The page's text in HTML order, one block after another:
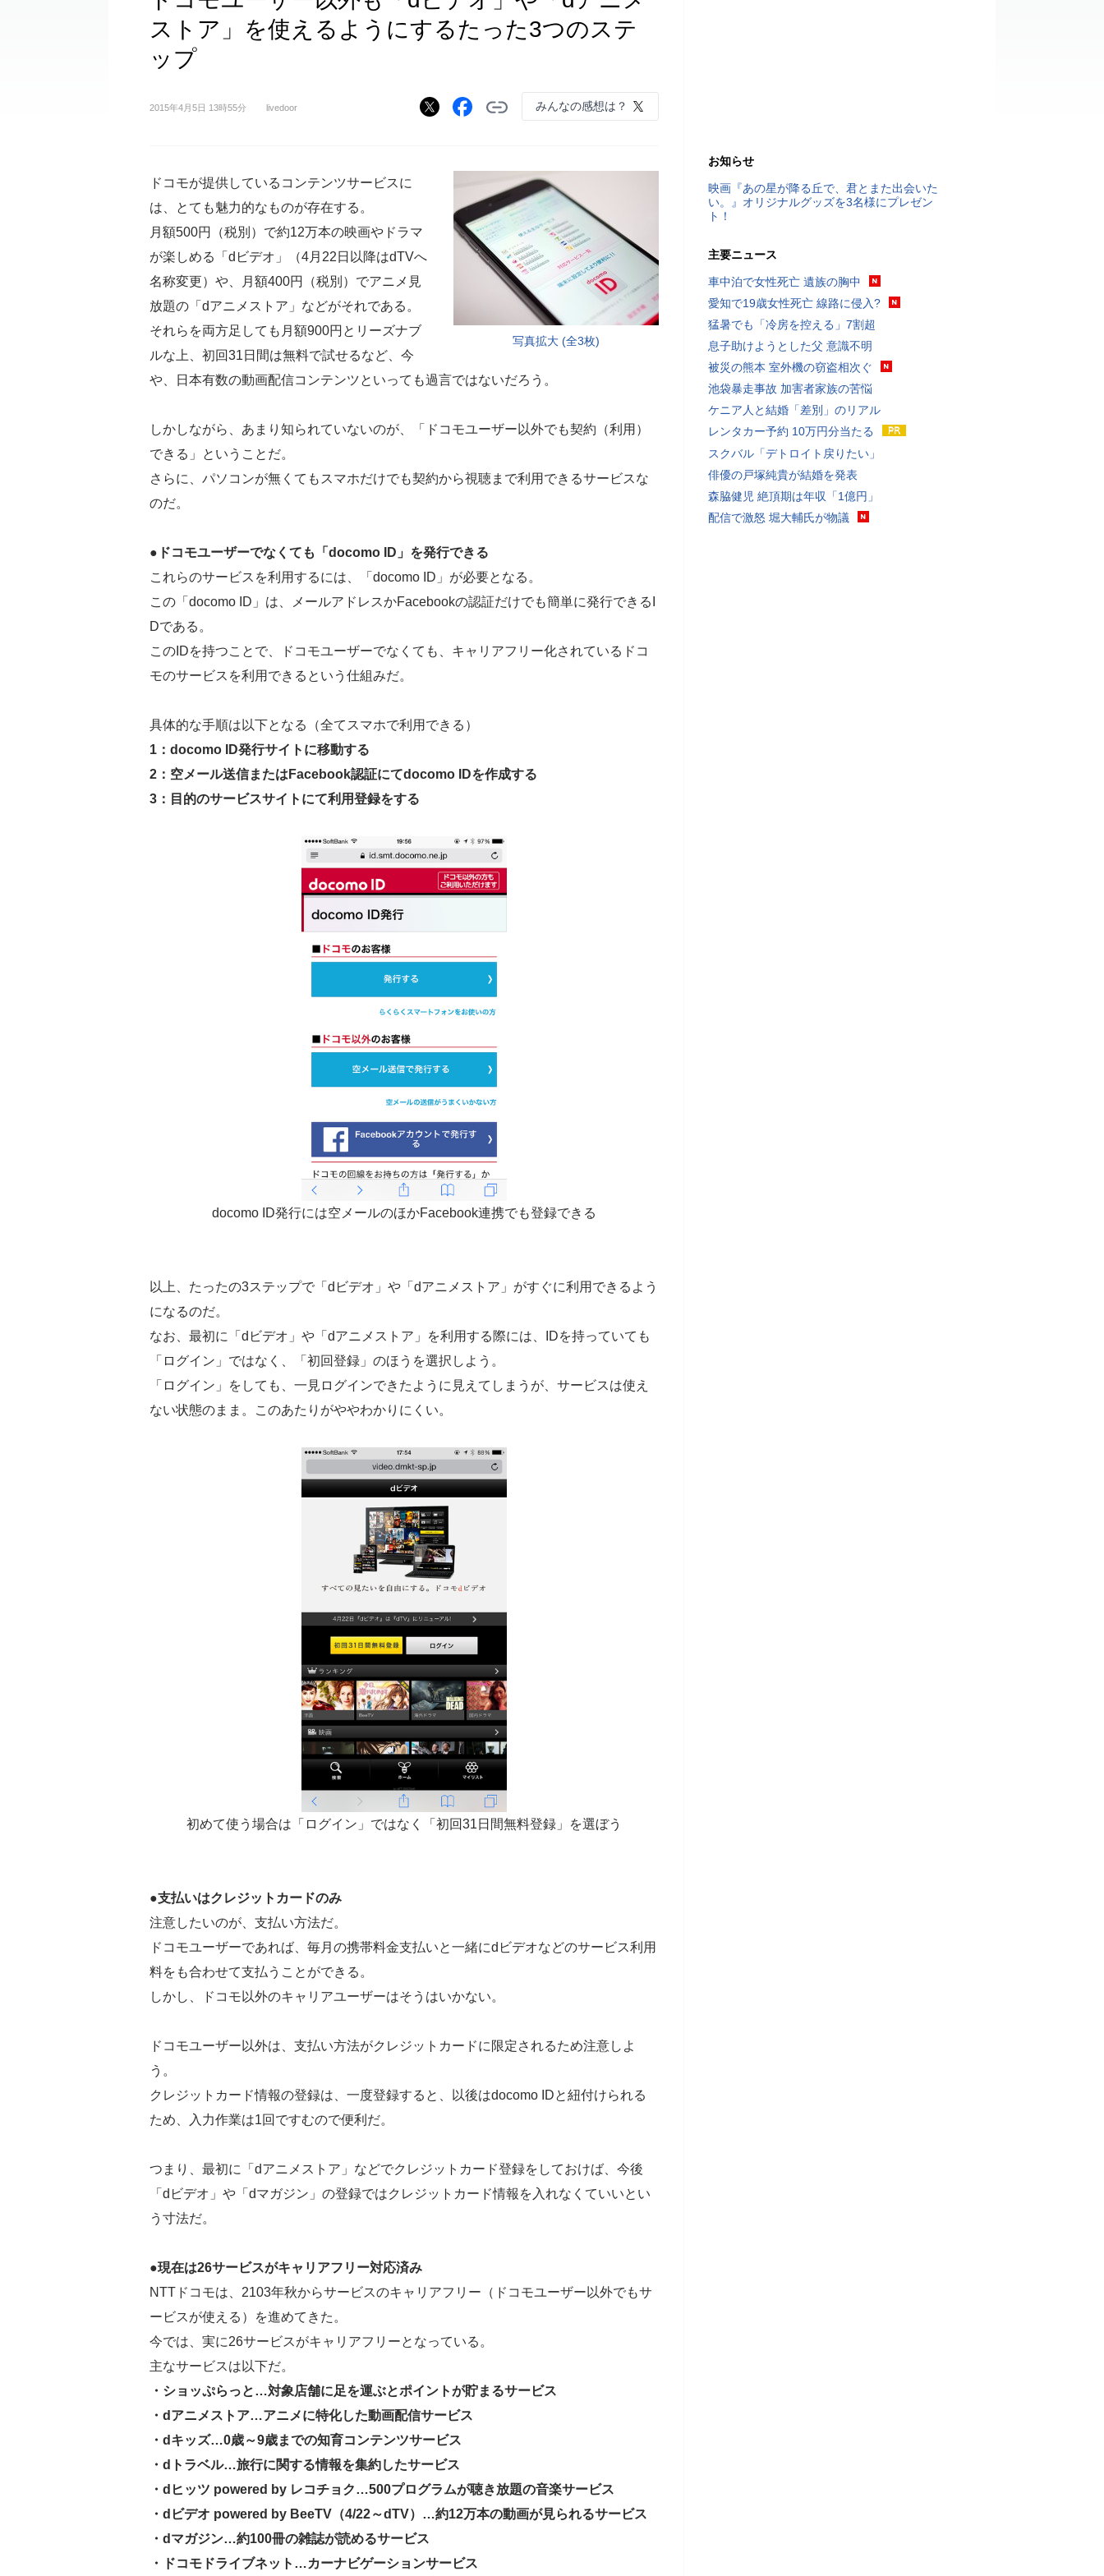
ストア」を使えるようにするたった3つのステ
ップ
2015年4月5日 13時55分 livedoor みんなの感想は？
写真拡大 (全3枚)
ドコモが提供しているコンテンツサービスに
は、とても魅力的なものが存在する。
月額500円（税別）で約12万本の映画やドラマ
が楽しめる「dビデオ」（4月22日以降はdTVへ
名称変更）や、月額400円（税別）でアニメ見
放題の「dアニメストア」などがそれである。
それらを両方足しても月額900円とリーズナブ
ルな上、初回31日間は無料で試せるなど、今
や、日本有数の動画配信コンテンツといっても過言ではないだろう。
しかしながら、あまり知られていないのが、「ドコモユーザー以外でも契約（利用）
できる」ということだ。
さらに、パソコンが無くてもスマホだけでも契約から視聴まで利用できるサービスな
のだ。
●ドコモユーザーでなくても「docomo ID」を発行できる
これらのサービスを利用するには、「docomo ID」が必要となる。
この「docomo ID」は、メールアドレスかFacebookの認証だけでも簡単に発行できるI
Dである。
このIDを持つことで、ドコモユーザーでなくても、キャリアフリー化されているドコ
モのサービスを利用できるという仕組みだ。
具体的な手順は以下となる（全てスマホで利用できる）
1：docomo ID発行サイトに移動する
2：空メール送信またはFacebook認証にてdocomo IDを作成する
3：目的のサービスサイトにて利用登録をする
docomo ID発行には空メールのほかFacebook連携でも登録できる
以上、たったの3ステップで「dビデオ」や「dアニメストア」がすぐに利用できるよう
になるのだ。
なお、最初に「dビデオ」や「dアニメストア」を利用する際には、IDを持っていても
「ログイン」ではなく、「初回登録」のほうを選択しよう。
「ログイン」をしても、一見ログインできたように見えてしまうが、サービスは使え
ない状態のまま。このあたりがややわかりにくい。
初めて使う場合は「ログイン」ではなく「初回31日間無料登録」を選ぼう
●支払いはクレジットカードのみ
注意したいのが、支払い方法だ。
ドコモユーザーであれば、毎月の携帯料金支払いと一緒にdビデオなどのサービス利用
料をも合わせて支払うことができる。
しかし、ドコモ以外のキャリアユーザーはそうはいかない。
ドコモユーザー以外は、支払い方法がクレジットカードに限定されるため注意しよ
う。
クレジットカード情報の登録は、一度登録すると、以後はdocomo IDと紐付けられる
ため、入力作業は1回ですむので便利だ。
つまり、最初に「dアニメストア」などでクレジットカード登録をしておけば、今後
「dビデオ」や「dマガジン」の登録ではクレジットカード情報を入れなくていいとい
う寸法だ。
●現在は26サービスがキャリアフリー対応済み
NTTドコモは、2103年秋からサービスのキャリアフリー（ドコモユーザー以外でもサ
ービスが使える）を進めてきた。
今では、実に26サービスがキャリアフリーとなっている。
主なサービスは以下だ。
・ショッぷらっと…対象店舗に足を運ぶとポイントが貯まるサービス
・dアニメストア…アニメに特化した動画配信サービス
・dキッズ…0歳～9歳までの知育コンテンツサービス
・dトラベル…旅行に関する情報を集約したサービス
・dヒッツ powered by レコチョク…500プログラムが聴き放題の音楽サービス
・dビデオ powered by BeeTV（4/22～dTV）…約12万本の動画が見られるサービス
・dマガジン…約100冊の雑誌が読めるサービス
・ドコモドライブネット…カーナビゲーションサービス
お知らせ
映画『あの星が降る丘で、君とまた出会いた
い。』オリジナルグッズを3名様にプレゼン
ト！
主要ニュース
車中泊で女性死亡 遺族の胸中
愛知で19歳女性死亡 線路に侵入?
猛暑でも「冷房を控える」7割超
息子助けようとした父 意識不明
被災の熊本 室外機の窃盗相次ぐ
池袋暴走事故 加害者家族の苦悩
ケニア人と結婚「差別」のリアル
レンタカー予約 10万円分当たる
スクバル「デトロイト戻りたい」
俳優の戸塚純貴が結婚を発表
森脇健児 絶頂期は年収「1億円」
配信で激怒 堀大輔氏が物議